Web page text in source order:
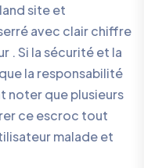
site et
avec clair chiffre
. Si la sécurité et la
la responsabilité
noter que plusieurs
ce escroc tout
malade et